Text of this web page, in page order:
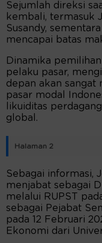
Sejumlah direksi
kembali, termasuk
Susandy,
mencapai batas
Dinamika
pelaku pasar,
depan akan sangat
pasar modal
likuiditas
global.
Halaman 2
Sebagai informasi,
menjabat sebagai
melalui RUPST
sebagai Pejabat
pada 12 Februari
Ekonomi dari